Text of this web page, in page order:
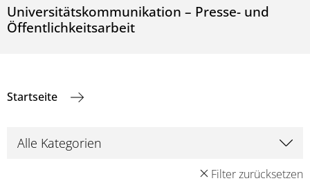
Universitätskommunikation – Presse- und
Öffentlichkeitsarbeit
Startseite
Filter zurücksetzen